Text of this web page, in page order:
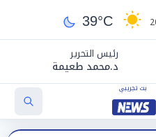
39°C
رئيس التحرير
د.محمد طعيمة